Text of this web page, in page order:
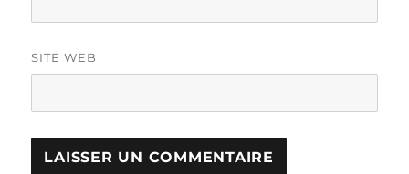
SITE WEB